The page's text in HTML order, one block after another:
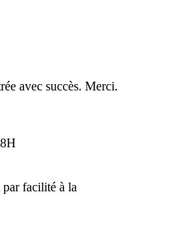
avec succès. Merci.
par facilité à la